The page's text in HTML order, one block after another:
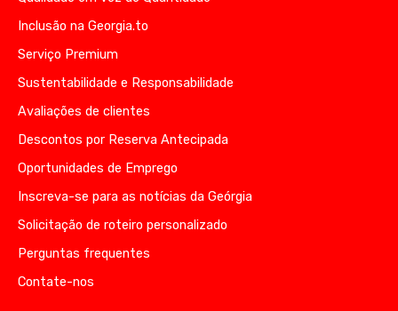
Inclusão na Georgia.to
Serviço Premium
Sustentabilidade e Responsabilidade
Avaliações de clientes
Descontos por Reserva Antecipada
Oportunidades de Emprego
Inscreva-se para as notícias da Geórgia
Solicitação de roteiro personalizado
Perguntas frequentes
Contate-nos